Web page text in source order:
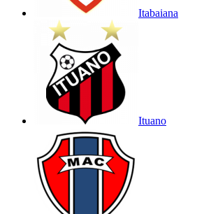
Itabaiana
Ituano